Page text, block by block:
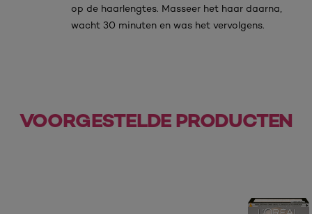
op de haarlengtes. Masseer het haar daarna,
wacht 30 minuten en was het vervolgens.
VOORGESTELDE PRODUCTEN